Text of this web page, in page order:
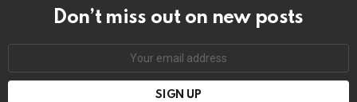
Don’t miss out on new posts